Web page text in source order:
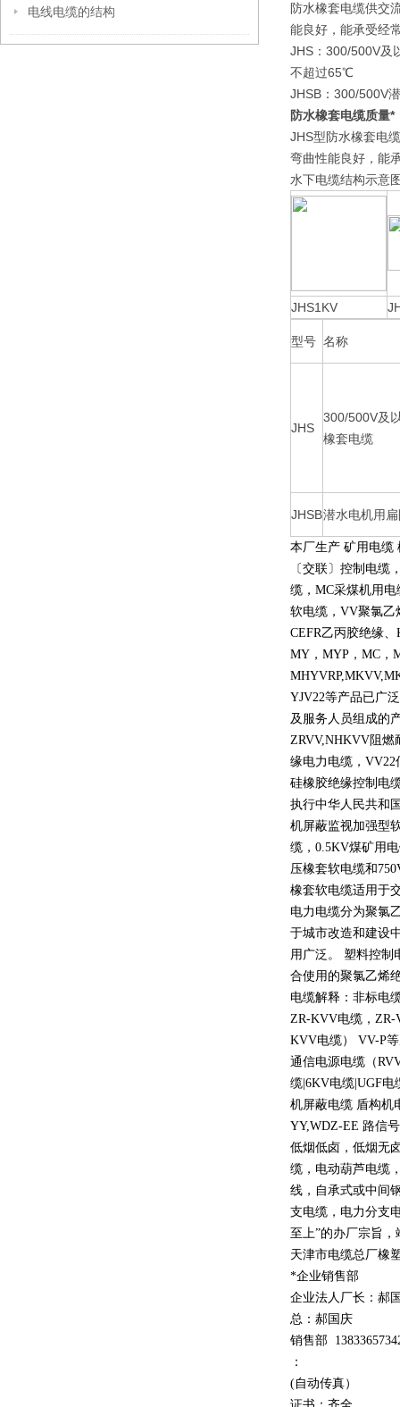
电线电缆的结构
防水橡套电缆供交
能良好，能承受经
JHS：300/500V及
不超过65℃
JHSB：300/500V
防水橡套电缆质量*
JHS型防水橡套电
弯曲性能良好，能
水下电缆结构示意
JHS1KV
型号 名称
JHS
300/500V及
橡套电缆
JHSB潜水电机用
本厂生产 矿用电缆
〔交联〕控制电缆
缆， MC采煤机用电
软电缆， VV聚氯乙
CEFR乙丙胶绝缘、
MY ， MYP ， MC ，
YJV22等产品已广
及服务人员组成的
ZRVV,NHKVV阻燃
缘电力电缆， VV22
硅橡胶绝缘控制电
执行中华人民共和
机屏蔽监视加强型
缆， 0.5KV煤矿用
压橡套软电缆和
橡套软电缆适用于
电力电缆分为聚氯
于城市改造和建设
用广泛。 塑料控制
合使用的聚氯乙烯
电缆解释：非标电
ZR-KVV电缆， ZR-
KVV电缆） VV-P
通信电源电缆（
缆 |6KV电缆 |UGF电
机屏蔽电缆 盾构机
YY,WDZ-EE 路信
低烟低卤，低烟无
缆，电动葫芦电缆
线，自承式或中间
支电缆，电力分支
至上”的办厂宗旨，
天津市电缆总厂橡
*企业销售部
企业法人厂长：郝
总：郝国庆
销售部 13833
：
(自动传真）